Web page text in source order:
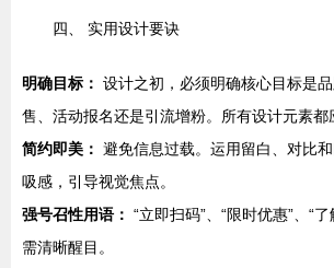
四、 实用设计要诀
明确目标： 设计之初，必须明确核心目标是
售、活动报名还是引流增粉。所有设计元素都
简约即美： 避免信息过载。运用留白、对比
吸感，引导视觉焦点。
强号召性用语： “立即扫码”、“限时优惠”、“
需清晰醒目。